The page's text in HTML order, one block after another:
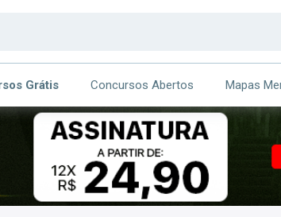
Grátis Concursos Abertos Mapas